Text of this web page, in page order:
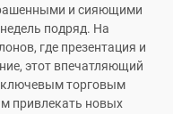
и сияющими
подряд. На
где презентация и
этот впечатляющий
ключевым торговым
привлекать новых